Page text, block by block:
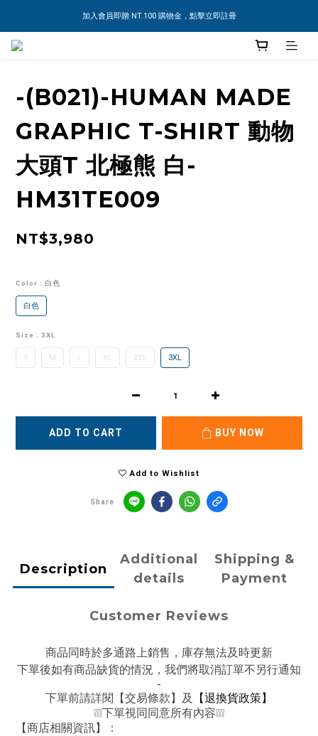
加入會員即贈 NT.100 購物金，點擊立即註冊
-(B021)-HUMAN MADE
GRAPHIC T-SHIRT 動物
大頭T 北極熊 白-
HM31TE009
NT$3,980
Color : 白色
白色
Size : 3XL
S M XL 2XL 3XL
ADD TO CART BUY NOW
Add to Wishlist
Share
Description
Additional
details
Shipping &
Payment
Customer Reviews
商品同時於多通路上銷售，庫存無法及時更新
下單後如有商品缺貨的情況，我們將取消訂單不另行通知
-
下單前請詳閱【交易條款】及
【退換貨政策】
❕❕❕下單視同同意所有內容❕❕❕
【商店相關資訊】：